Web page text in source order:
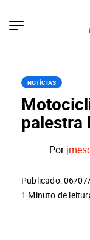
NOTÍCIAS
palestra
Por
Publicado: 06/
1 Minuto de